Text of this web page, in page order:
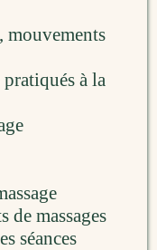
mouvements
à la
de massages
séances